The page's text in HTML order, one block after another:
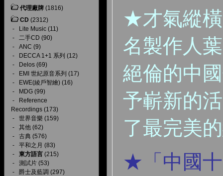
代理廠牌 (1816)
CD (2312)
-
Lite Music (11)
- 二手CD (90)
- ANC (9)
-
DECCA 1+1 系列 (12)
-
Delos (69)
-
EMI 世紀原音系列 (17)
-
EWE(綾戶智繪) (16)
-
MDG (99)
-
Reference
Recordings (173)
- 世界音樂 (159)
- 其他 (62)
- 古典 (576)
- 平和之月 (83)
- 東方語言 (215)
- 測試片 (53)
- 爵士及藍調 (297)
★才氣縱
名製作人
絕倫的中
予嶄新的
了最完美
★「中國